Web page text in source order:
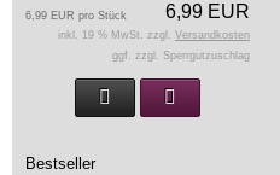
6,99 EUR
6,99 EUR pro Stück
inkl. 19 % MwSt. zzgl. Versandkosten
ggf. zzgl. Sperrgutzuschlag
Bestseller